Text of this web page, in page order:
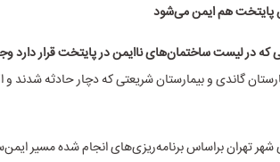
پایتخت هم ایمن می‌شود
که در لیست ساختمان‌های ناایمن در پایتخت قرار دارد
گاندی و بیمارستان شریعتی که دچار حادثه شدند
تهران براساس برنامه‌ریزی‌های انجام شده مسیر